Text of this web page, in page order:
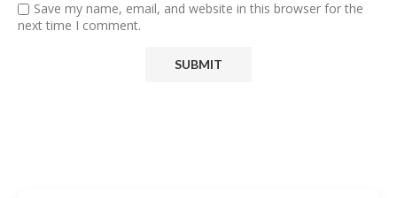
Save my name, email, and website in this browser for the
next time I comment.